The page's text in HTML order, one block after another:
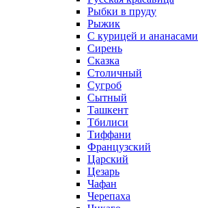
Рыбки в пруду
Рыжик
С курицей и ананасами
Сирень
Сказка
Столичный
Сугроб
Сытный
Ташкент
Тбилиси
Тиффани
Французский
Царский
Цезарь
Чафан
Черепаха